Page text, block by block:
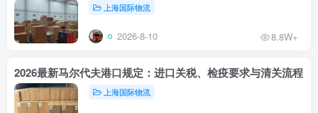
上海国际物流
2026-8-10 8.8W+
2026最新马尔代夫港口规定：进口关税、检疫要求与清关流程
上海国际物流